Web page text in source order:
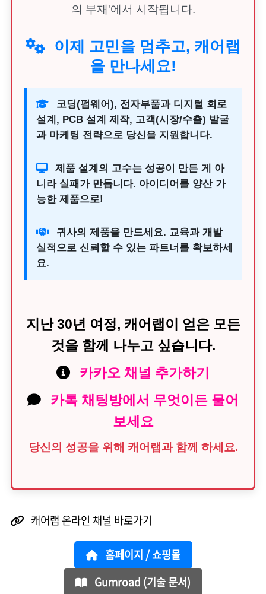
의 부재'에서 시작됩니다.
이제 고민을 멈추고, 캐어랩
을 만나세요!
코딩(펌웨어), 전자부품과 디지털 회로
설계, PCB 설계 제작, 고객(시장/수출) 발굴
과 마케팅 전략으로 당신을 지원합니다.
제품 설계의 고수는 성공이 만든 게 아
니라 실패가 만듭니다. 아이디어를 양산 가
능한 제품으로!
귀사의 제품을 만드세요. 교육과 개발
실적으로 신뢰할 수 있는 파트너를 확보하세
요.
지난 30년 여정, 캐어랩이 얻은 모든
것을 함께 나누고 싶습니다.
카카오 채널 추가하기
카톡 채팅방에서 무엇이든 물어
보세요
당신의 성공을 위해 캐어랩과 함께 하세요.
캐어랩 온라인 채널 바로가기
홈페이지 / 쇼핑몰
Gumroad (기술 문서)